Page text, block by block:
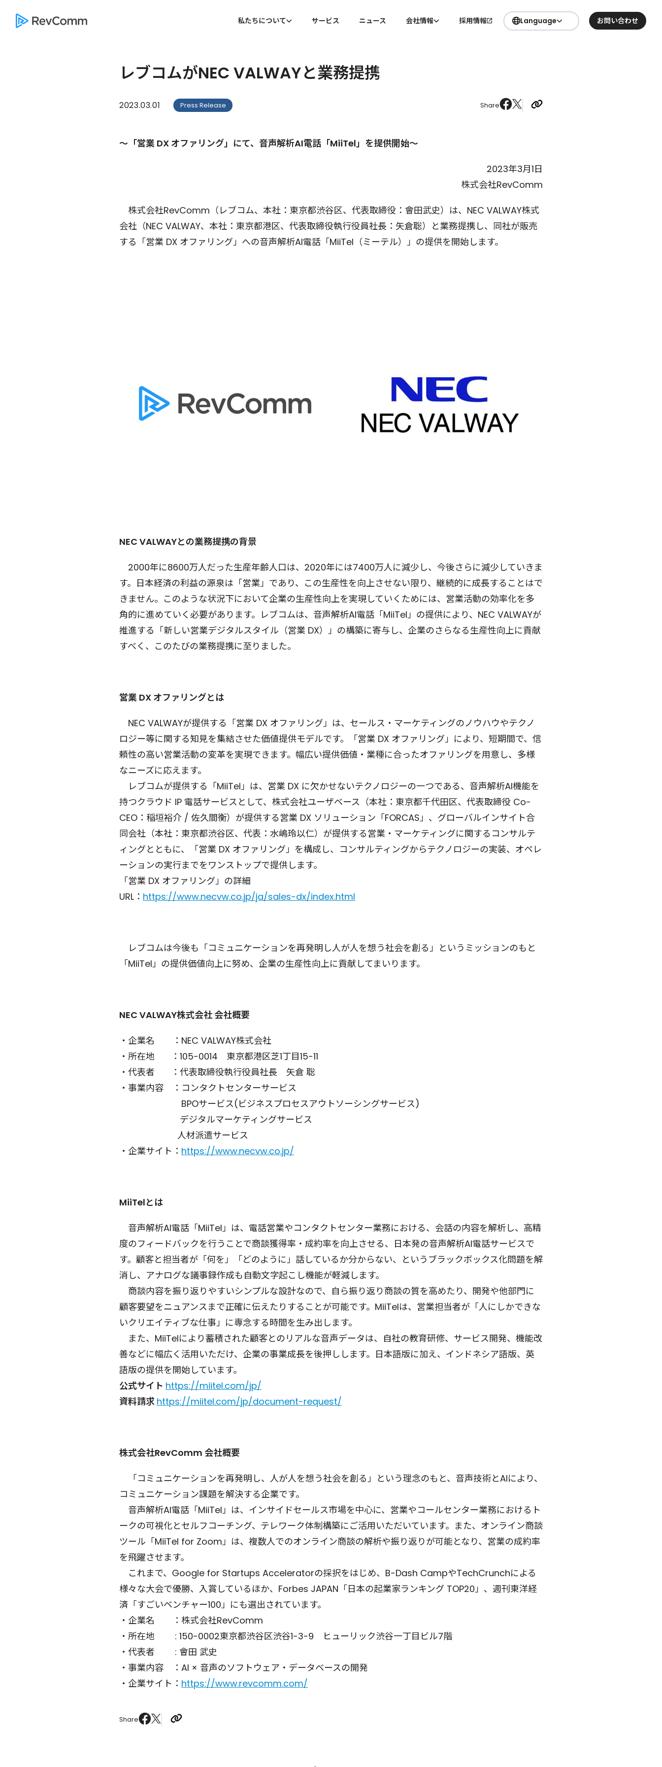
私たちについて
代表メッセージ
サービス ニュース 会社情報 採用情報 Language お問い合わせ
レブコムがNEC VALWAYと業務提携
2023.03.01 Press Release Share
～「営業 DX オファリング」にて、音声解析AI電話「MiiTel」を提供開始～
2023年3月1日
株式会社RevComm
株式会社RevComm（レブコム、本社：東京都渋谷区、代表取締役：會田武史）は、NEC VALWAY株式
会社（NEC VALWAY、本社：東京都港区、代表取締役執行役員社長：矢倉聡）と業務提携し、同社が販売
する「営業 DX オファリング」への音声解析AI電話「MiiTel（ミーテル）」の提供を開始します。
NEC VALWAYとの業務提携の背景
2000年に8600万人だった生産年齢人口は、2020年には7400万人に減少し、今後さらに減少していきま
す。日本経済の利益の源泉は「営業」であり、この生産性を向上させない限り、継続的に成長することはで
きません。このような状況下において企業の生産性向上を実現していくためには、営業活動の効率化を多
角的に進めていく必要があります。レブコムは、音声解析AI電話「MiiTel」の提供により、NEC VALWAYが
推進する「新しい営業デジタルスタイル（営業 DX）」の構築に寄与し、企業のさらなる生産性向上に貢献
すべく、このたびの業務提携に至りました。
営業 DX オファリングとは
NEC VALWAYが提供する「営業 DX オファリング」は、セールス・マーケティングのノウハウやテクノ
ロジー等に関する知見を集結させた価値提供モデルです。「営業 DX オファリング」により、短期間で、信
頼性の高い営業活動の変革を実現できます。幅広い提供価値・業種に合ったオファリングを用意し、多様
なニーズに応えます。
レブコムが提供する「MiiTel」は、営業 DX に欠かせないテクノロジーの一つである、音声解析AI機能を
持つクラウド IP 電話サービスとして、株式会社ユーザベース（本社：東京都千代田区、代表取締役 Co-
CEO：稲垣裕介 / 佐久間衡）が提供する営業 DX ソリューション「FORCAS」、グローバルインサイト合
同会社（本社：東京都渋谷区、代表：水嶋玲以仁）が提供する営業・マーケティングに関するコンサルテ
ィングとともに、「営業 DX オファリング」を構成し、コンサルティングからテクノロジーの実装、オペレ
ーションの実行までをワンストップで提供します。
「営業 DX オファリング」の詳細
URL： https://www.necvw.co.jp/ja/sales-dx/index.html
レブコムは今後も「コミュニケーションを再発明し人が人を想う社会を創る」というミッションのもと
「MiiTel」の提供価値向上に努め、企業の生産性向上に貢献してまいります。
NEC VALWAY株式会社 会社概要
・企業名 ：NEC VALWAY株式会社
・所在地 ：105-0014 東京都港区芝1丁目15-11
・代表者 ：代表取締役執行役員社長 矢倉 聡
・事業内容 ：コンタクトセンターサービス
BPOサービス(ビジネスプロセスアウトソーシングサービス)
デジタルマーケティングサービス
人材派遣サービス
・企業サイト： https://www.necvw.co.jp/
MiiTelとは
音声解析AI電話「MiiTel」は、電話営業やコンタクトセンター業務における、会話の内容を解析し、高精
度のフィードバックを行うことで商談獲得率・成約率を向上させる、日本発の音声解析AI電話サービスで
す。顧客と担当者が「何を」「どのように」話しているか分からない、というブラックボックス化問題を解
消し、アナログな議事録作成も自動文字起こし機能が軽減します。
商談内容を振り返りやすいシンプルな設計なので、自ら振り返り商談の質を高めたり、開発や他部門に
顧客要望をニュアンスまで正確に伝えたりすることが可能です。MiiTelは、営業担当者が「人にしかできな
いクリエイティブな仕事」に専念する時間を生み出します。
また、MiiTelにより蓄積された顧客とのリアルな音声データは、自社の教育研修、サービス開発、機能改
善などに幅広く活用いただけ、企業の事業成長を後押しします。日本語版に加え、インドネシア語版、英
語版の提供を開始しています。
公式サイト https://miitel.com/jp/
資料請求 https://miitel.com/jp/document-request/
株式会社RevComm 会社概要
「コミュニケーションを再発明し、人が人を想う社会を創る」という理念のもと、音声技術とAIにより、
コミュニケーション課題を解決する企業です。
音声解析AI電話「MiiTel」は、インサイドセールス市場を中心に、営業やコールセンター業務におけるト
ークの可視化とセルフコーチング、テレワーク体制構築にご活用いただいています。また、オンライン商談
ツール「MiiTel for Zoom」は、複数人でのオンライン商談の解析や振り返りが可能となり、営業の成約率
を飛躍させます。
これまで、Google for Startups Acceleratorの採択をはじめ、B-Dash CampやTechCrunchによる
様々な大会で優勝、入賞しているほか、Forbes JAPAN「日本の起業家ランキング TOP20」、週刊東洋経
済「すごいベンチャー100」にも選出されています。
・企業名 ：株式会社RevComm
・所在地 : 150-0002東京都渋谷区渋谷1-3-9 ヒューリック渋谷一丁目ビル7階
・代表者 : 會田 武史
・事業内容 ：AI × 音声のソフトウェア・データベースの開発
・企業サイト： https://www.revcomm.com/
Share